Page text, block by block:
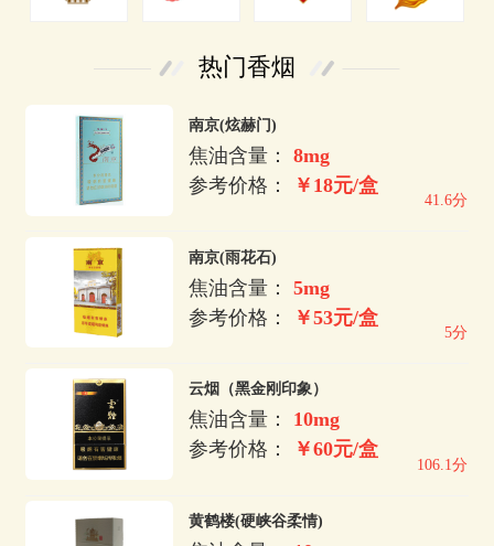
热门香烟
南京(炫赫门)
焦油含量：8mg
参考价格：
￥18元/盒
41.6分
南京(雨花石)
焦油含量：5mg
参考价格：
￥53元/盒
5分
云烟（黑金刚印象）
焦油含量： 10mg
参考价格：
￥60元/盒
106.1分
黄鹤楼(硬峡谷柔情)